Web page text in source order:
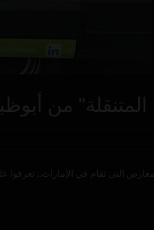
المتنقلة" من
التي تقام في الإمارات.. تعرفوا